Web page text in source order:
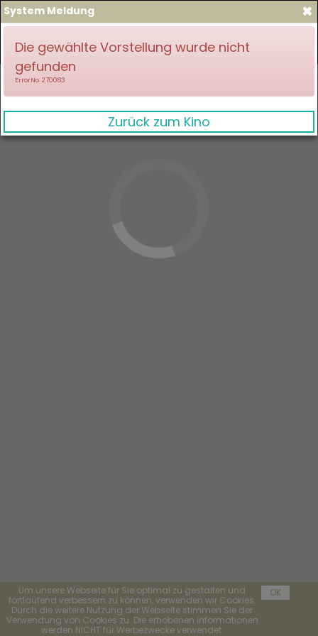
Um unsere Webseite für Sie optimal zu gestalten und
fortlaufend verbessern zu können, verwenden wir Cookies.
Durch die weitere Nutzung der Webseite stimmen Sie der
Verwendung von Cookies zu. Die erhobenen Informationen
werden NICHT für Werbezwecke verwendet.
OK
×
System Meldung
Die gewählte Vorstellung wurde nicht
gefunden
ErrorNo. 270083
Zurück zum Kino